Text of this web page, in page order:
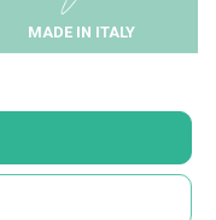
MADE IN ITALY